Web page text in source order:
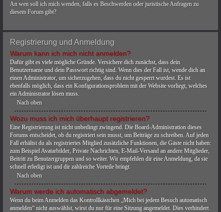
An wen soll ich mich wenden, falls es Beschwerden oder juristische Anfragen zu
diesem Forum gibt?
Registrierung und Anmeldung
Warum kann ich mich nicht anmelden?
Dafür gibt es viele mögliche Gründe. Versichere dich zunächst, dass dein
Benutzername und dein Passwort richtig sind. Wenn dies der Fall ist, wende dich an
einen Administrator, um sicherzugehen, dass du nicht gesperrt wurdest. Es ist
ebenfalls möglich, dass ein Konfigurationsproblem mit der Website vorliegt, welches
ein Administrator lösen muss.
Nach oben
Wozu muss ich mich überhaupt registrieren?
Eine Registrierung ist nicht unbedingt zwingend. Die Board-Administration dieses
Forums entscheidet, ob du registriert sein musst, um Beiträge zu schreiben. Auf jeden
Fall erhältst du als registriertes Mitglied zusätzliche Funktionen, die Gäste nicht haben:
zum Beispiel Avatarbilder, Private Nachrichten, E-Mail-Versand an andere Mitglieder,
Beitritt zu Benutzergruppen und so weiter. Wir empfehlen dir eine Anmeldung, da sie
schnell erledigt ist und dir zahlreiche Vorteile bringt.
Nach oben
Warum werde ich automatisch abgemeldet?
Wenn du beim Anmelden das Kontrollkästchen „Mich bei jedem Besuch automatisch
anmelden“ nicht auswählst, wirst du nur für eine Sitzung angemeldet. Dies verhindert